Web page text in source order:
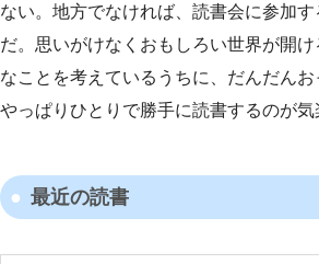
ない。地方でなければ、読書会に参加す
だ。思いがけなくおもしろい世界が開
なことを考えているうちに、だんだんお
やっぱりひとりで勝手に読書するのが気
最近の読書